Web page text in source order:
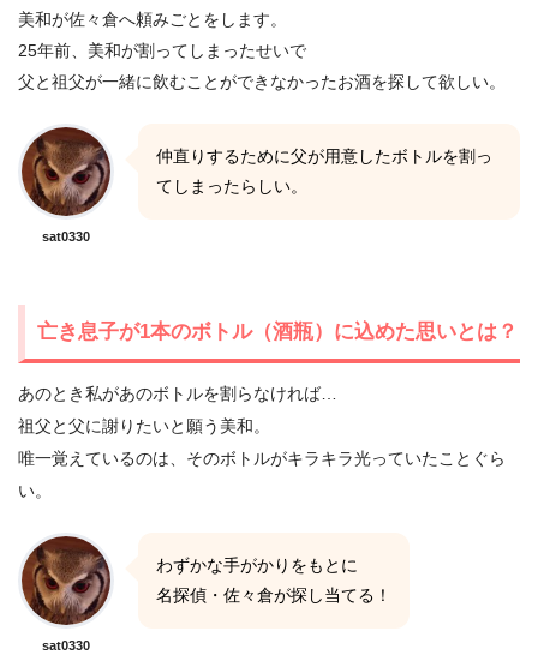
美和が佐々倉へ頼みごとをします。
25年前、美和が割ってしまったせいで
父と祖父が一緒に飲むことができなかったお酒を探して欲しい。
sat0330
仲直りするために父が用意したボトルを割っ
てしまったらしい。
亡き息子が1本のボトル（酒瓶）に込めた思いとは？
あのとき私があのボトルを割らなければ…
祖父と父に謝りたいと願う美和。
唯一覚えているのは、そのボトルがキラキラ光っていたことぐら
い。
sat0330
わずかな手がかりをもとに
名探偵・佐々倉が探し当てる！